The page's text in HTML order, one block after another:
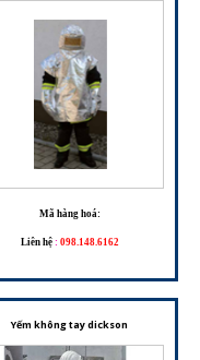
Mã hàng hoá:
Liên hệ : 098.148.6162
Yếm không tay dickson